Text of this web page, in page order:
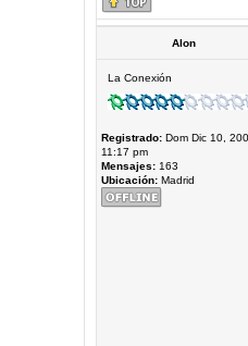
Alon
La Conexión
Registrado:Dom Dic 10,
11:17 pm
Mensajes:163
Ubicación:Madrid